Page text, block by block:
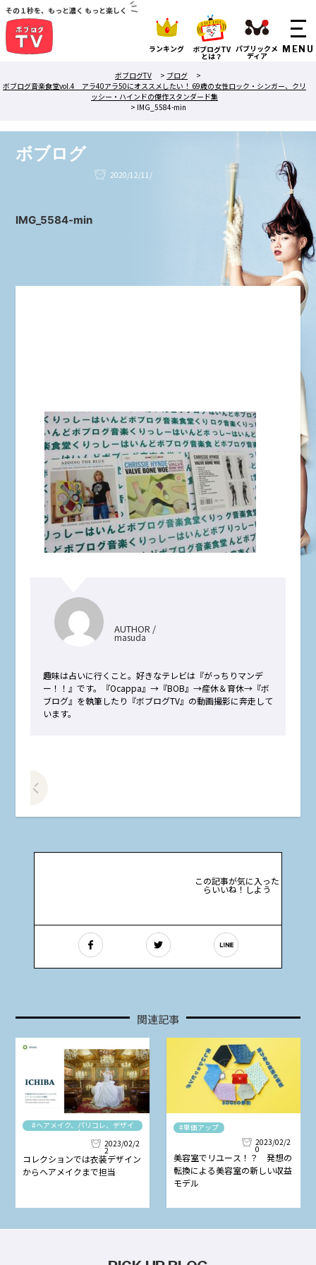
その１秒を、もっと濃く もっと楽しく
ランキング ボブログTV
とは？
パブリックメ
ディア
ボブログTV
> ブログ
>
ボブログ音楽食堂vol.4 アラ40アラ50にオススメしたい！ 69歳の女性ロック・シンガー、クリ
ッシー・ハインドの傑作スタンダード集
> IMG_5584-min
ボブログ
2020/12/11/
IMG_5584-min
AUTHOR /
masuda
趣味は占いに行くこと。好きなテレビは『がっちりマンデ
ー！！』です。『Ocappa』→『BOB』→産休＆育休→『ボ
ブログ』を執筆したり『ボブログTV』の動画撮影に奔走して
います。
この記事が気に入った
らいいね！しよう
関連記事
#ヘアメイク、パリコレ、デザイ
ナー
2023/02/2
2
コレクションでは衣装デザイン
からヘアメイクまで担当
#単価アップ
2023/02/2
0
美容室でリユース！？ 発想の
転換による美容室の新しい収益
モデル